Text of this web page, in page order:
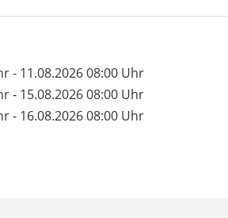
- 11.08.2026 08:00 Uhr
- 15.08.2026 08:00 Uhr
- 16.08.2026 08:00 Uhr